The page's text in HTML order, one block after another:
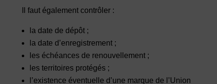
Il faut également contrôler :
la date de dépôt ;
la date d’enregistrement ;
les échéances de renouvellement ;
les territoires protégés ;
l’existence éventuelle d’une marque de l’Union